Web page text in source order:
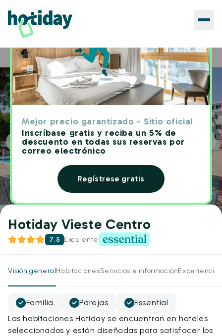
Mejor precio garantizado - Sitio oficial
Inscríbase gratis y reciba un 5% de
descuento en todas sus reservas por
correo electrónico
Regístrese gratis
Home Hoteles Hotiday Vieste Centro
Hotiday Vieste Centro
7.5 Excelente
Visión generalHabitacionesServicios e informaciónExperiencias
Familia Parejas
Essential
Las habitaciones Hotiday se encuentran en hoteles
seleccionados y están diseñadas para satisfacer los